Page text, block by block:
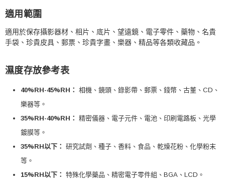
適用範圍
適用於保存攝影器材、相片、底片、望遠鏡、電子零件、藥物、名貴
手袋、珍貴皮具、郵票、珍貴字畫、樂器、精品等各類收藏品。
濕度存放參考表
40%RH-45%RH： 相機、鏡頭、錄影帶、郵票、錢幣、古董、CD、
樂器等。
35%RH-40%RH： 精密儀器、電子元件、電池、印刷電路板、光學
鍍膜等。
35%RH以下： 研究試劑、種子、香料、食品、乾燥花粉、化學粉末
等。
15%RH以下： 特殊化學藥品、精密電子零件組、BGA、LCD。